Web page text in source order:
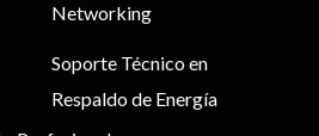
Networking
Soporte Técnico en
Respaldo de Energía